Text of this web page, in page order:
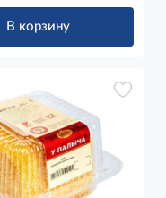
В корзину